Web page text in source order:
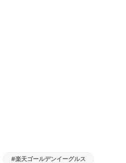
#楽天ゴールデンイーグルス